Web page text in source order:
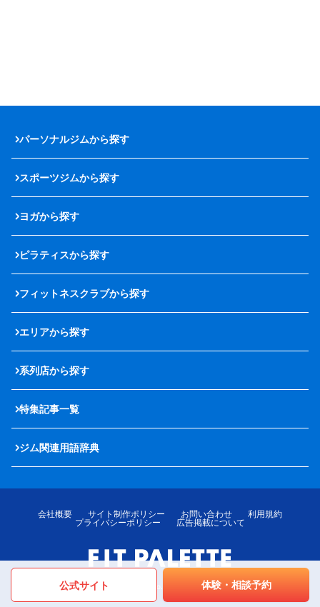
公式サイト 体験・相談予約
パーソナルジムから探す
スポーツジムから探す
ヨガから探す
ピラティスから探す
フィットネスクラブから探す
エリアから探す
系列店から探す
特集記事一覧
ジム関連用語辞典
会社概要 サイト制作ポリシー お問い合わせ
利用規約
プライバシーポリシー
広告掲載について
© LOTTE MediPalette Co.,Ltd. All rights reserved.